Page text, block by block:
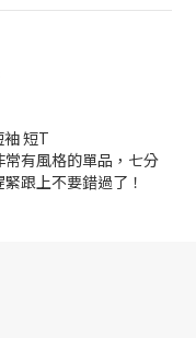
袖 短T
有風格的單品，七分
跟上不要錯過了！